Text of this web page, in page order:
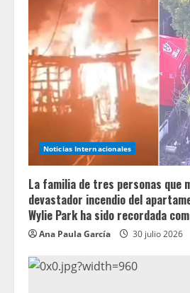
Noticias Internacionales
La familia de tres personas que
devastador incendio del
Wylie Park ha sido recordada
Ana Paula García 30 julio 2026